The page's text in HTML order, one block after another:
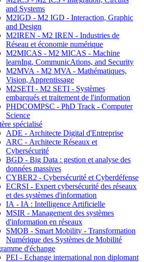
and Systems
M2IGD - M2 IGD - Interaction, Graphic
and Design
M2IREN - M2 IREN - Industries de
Réseau et économie numérique
M2MICAS - M2 MICAS - Machine
learnIng, CommunicAtions, and Security
M2MVA - M2 MVA - Mathématiques,
Vision, Apprentissage
M2SETI - M2 SETI - Systèmes
embarqués et traitement de l'information
PHDCOMPSC - PhD Track - Computer
Science
spécialisé
ADE - Architecte Digital d'Entreprise
ARC - Architecte Réseaux et
Cybersécurité
BGD - Big Data : gestion et analyse des
données massives
CYBER2 - Cybersécurité et Cyberdéfense
ECRSI - Expert cybersécurité des réseaux
et des systèmes d'information
IA - IA : Intelligence Artificielle
MSIR - Management des systèmes
d'information en réseaux
SMOB - Smart Mobility - Transformation
Numérique des Systèmes de Mobilité
d'échange
PEI - Echange international non diplomant